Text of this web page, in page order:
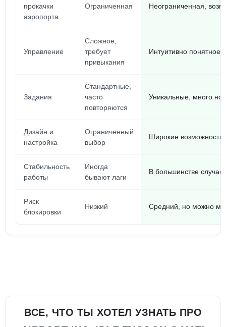
прокачки
аэропорта
Ограниченная Неограниченная,
Управление
Сложное,
требует
привыкания
Интуитивно понятное
Задания
Стандартные,
часто
повторяются
Уникальные, много
Дизайн и
настройка
Ограниченный
выбор
Широкие возможности
Стабильность
работы
Иногда
бывают лаги
В большинстве
Риск
блокировки
Низкий Средний, но можно
ВСЕ, ЧТО ТЫ ХОТЕЛ УЗНАТЬ ПРО